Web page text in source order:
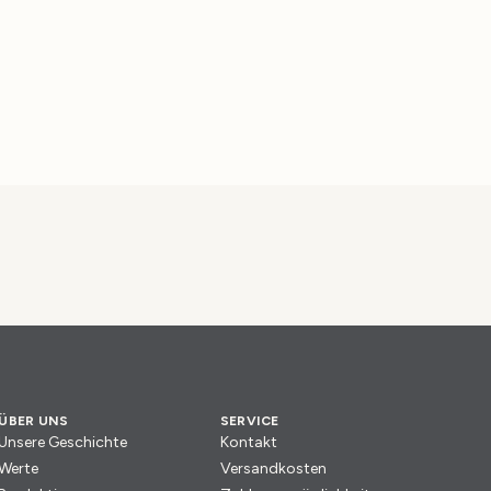
ÜBER UNS
Geschichte
SERVICE
Kontakt
Versandkosten